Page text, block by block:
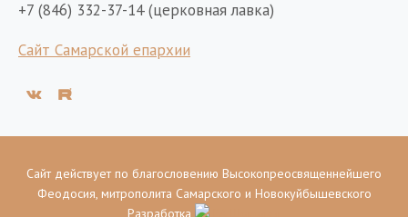
+7 (846) 332-37-14 (церковная лавка)
Сайт Самарской епархии
Сайт действует по благословению Высокопреосвященнейшего
Феодосия, митрополита Самарского и Новокуйбышевского